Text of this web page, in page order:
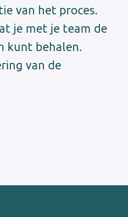
van het proces.
je met je team de
kunt behalen.
van de